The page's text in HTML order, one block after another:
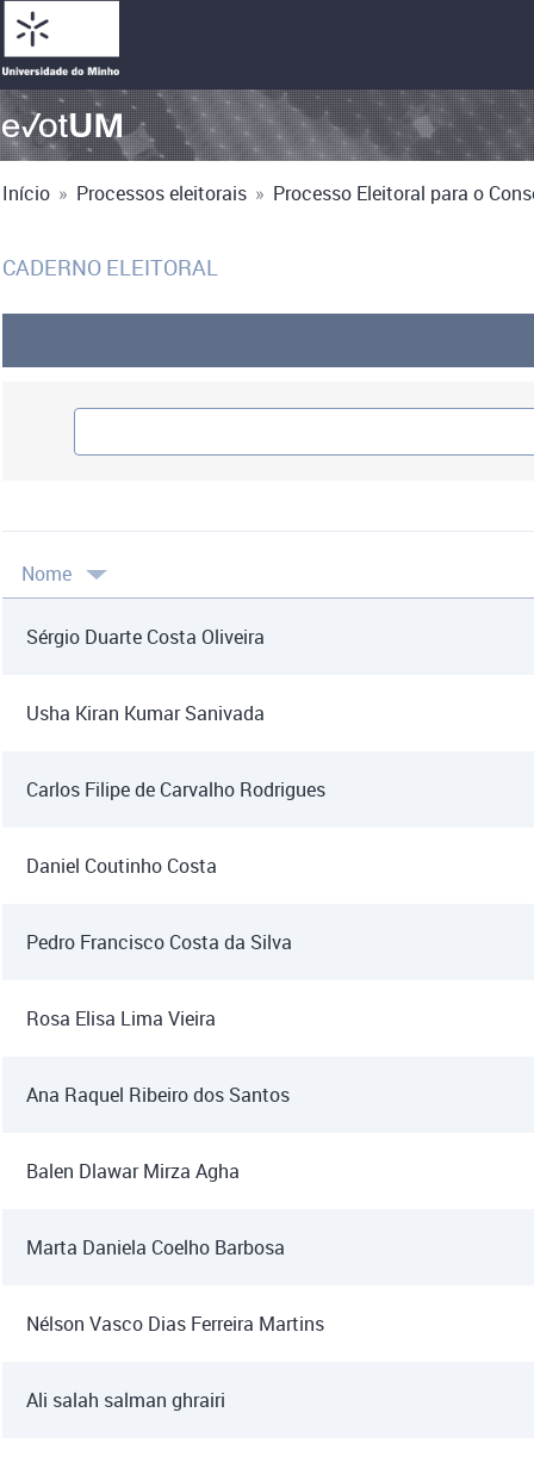
Início » Processos eleitorais » Processo Eleitoral para o
CADERNO ELEITORAL
Nome
Sérgio Duarte Costa Oliveira
Usha Kiran Kumar Sanivada
Carlos Filipe de Carvalho Rodrigues
Daniel Coutinho Costa
Pedro Francisco Costa da Silva
Rosa Elisa Lima Vieira
Ana Raquel Ribeiro dos Santos
Balen Dlawar Mirza Agha
Marta Daniela Coelho Barbosa
Nélson Vasco Dias Ferreira Martins
Ali salah salman ghrairi